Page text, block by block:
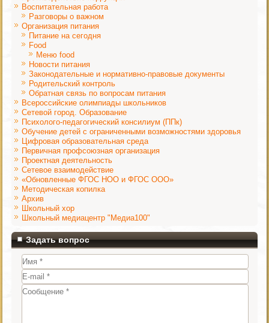
Воспитательная работа
Разговоры о важном
Организация питания
Питание на сегодня
Food
Меню food
Новости питания
Законодательные и нормативно-правовые документы
Родительский контроль
Обратная связь по вопросам питания
Всероссийские олимпиады школьников
Сетевой город. Образование
Психолого-педагогический консилиум (ППк)
Обучение детей с ограниченными возможностями здоровья
Цифровая образовательная среда
Первичная профсоюзная организация
Проектная деятельность
Сетевое взаимодействие
«Обновленные ФГОС НОО и ФГОС ООО»
Методическая копилка
Архив
Школьный хор
Школьный медиацентр "Медиа100"
Задать вопрос